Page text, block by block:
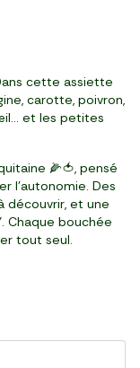
cette assiette
carotte, poivron,
et les petites
🌽🍅, pensé
l’autonomie. Des
découvrir, et une
Chaque bouchée
tout seul.